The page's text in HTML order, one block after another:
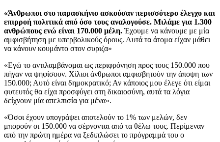
«Άνθρωποι στο παρασκήνιο ασκούσαν περισσότερο έλεγχο και
επιρροή πολιτικά από όσο τους αναλογούσε. Μιλάμε για 1.300
ανθρώπους ενώ είναι 170.000 μέλη.Έχουμε να κάνουμε με μία
αμφισβήτηση με υπερβολικούς όρους. Αυτά τα άτομα είχαν μάθει
να κάνουν κουμάντο στον συριζα»
«Εγώ το αντιλαμβάνομαι ως περιφρόνηση προς τους 150.000 που
πήγαν να ψηφίσουν. Χίλιοι άνθρωποι αμφισβητούν την άποψη των
150.000; Αυτό είναι δημοκρατικό; Αν κάποιος μου έλεγε ότι είμαι
φυτευτός θα είχα προσφύγει στη δικαιοσύνη, αυτά τα λόγια
δείχνουν μία απελπισία για μένα».
«Όσοι έχουν υπογράψει αποτελούν το 1% των μελών, δεν
μπορούν οι 150.000 να σέρνονται από τα θέλω τους. Περίμεναν
από την πρώτη ημέρα να ξεδιπλώσει το πρόγραμμά του ο